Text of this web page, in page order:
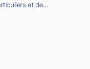
et de...